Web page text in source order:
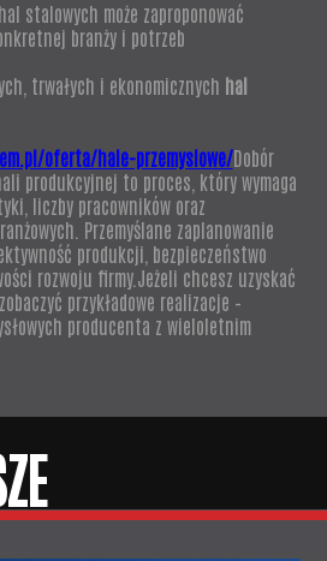
stalowych może zaproponować
branży i potrzeb
trwałych i ekonomicznych hal
oferta/hale-przemyslowe/Dobór
produkcyjnej to proces, który wymaga
liczby pracowników oraz
Przemyślane zaplanowanie
produkcji, bezpieczeństwo
rozwoju firmy.Jeżeli chcesz uzyskać
przykładowe realizacje –
producenta z wieloletnim